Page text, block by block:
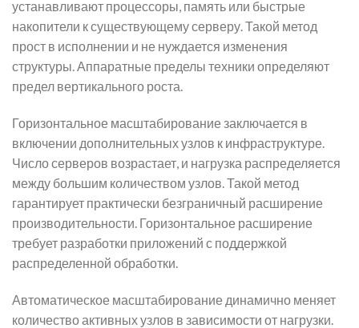
устанавливают процессоры, память или быстрые
накопители к существующему серверу. Такой метод
прост в исполнении и не нуждается изменения
структуры. Аппаратные пределы техники определяют
предел вертикального роста.
Горизонтальное масштабирование заключается в
включении дополнительных узлов к инфраструктуре.
Число серверов возрастает, и нагрузка распределяется
между большим количеством узлов. Такой метод
гарантирует практически безграничный расширение
производительности. Горизонтальное расширение
требует разработки приложений с поддержкой
распределенной обработки.
Автоматическое масштабирование динамично меняет
количество активных узлов в зависимости от нагрузки.